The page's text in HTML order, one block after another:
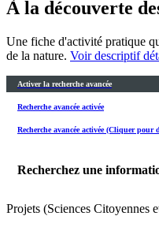
À la découverte
Une fiche d'activité pratique
de la nature. Voir descriptif
Activer la recherche avancée
Recherche avancée activée
Recherche avancée activée (Cliquer pour
Recherchez une
Projets (Sciences Citoyennes